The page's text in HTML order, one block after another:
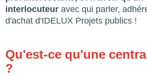
interlocuteur avec qui parler,
d'achat d'IDELUX Projets publics !
Qu'est-ce qu'une
?